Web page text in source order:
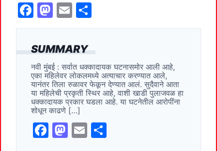
SUMMARY
नवी मुंबई : सर्वात धक्कादायक घटनासमोर आली आहे,
एका महिलेवर लोकलमध्ये अत्याचार करण्यात आले,
यानंतर तिला रुळावर फेकून देण्यात आलं. सुदैवाने आता
या महिलेची प्रकृती स्थिर आहे, वाशी खाडी पुलाजवळ हा
धक्कादायक प्रकार घडला आहे. या घटनेतील आरोपींना
शोधून काढणे […]
F
M E
F
a
c
e
b
o
o
k
M
a
st
o
d
o
n
E
m
ai
l
h